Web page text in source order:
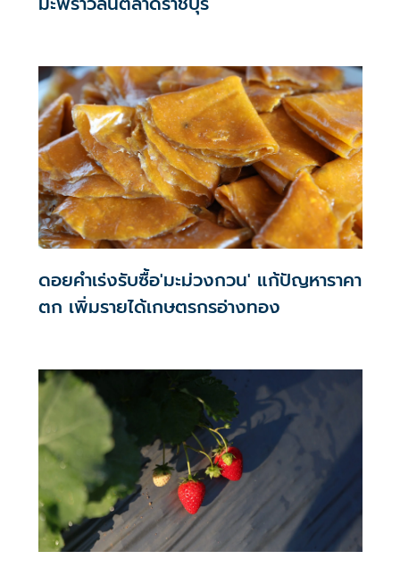
ดอยคำเร่งรับซื้อ'มะม่วงกวน' แก้ปัญหาราคา
ตก เพิ่มรายได้เกษตรกรอ่างทอง